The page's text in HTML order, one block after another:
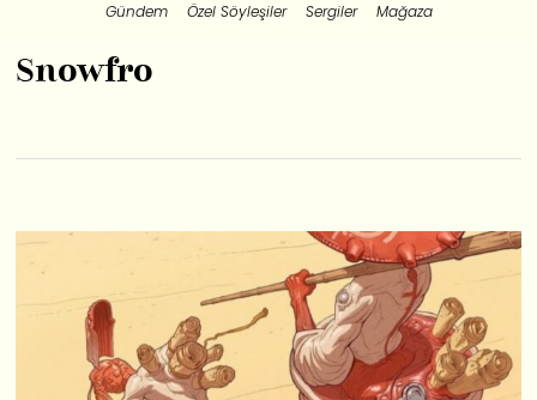
Gündem
Özel Söyleşiler Sergiler Mağaza
Snowfro